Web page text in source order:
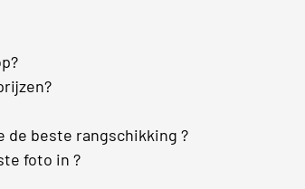
de beste rangschikking ?
foto in ?